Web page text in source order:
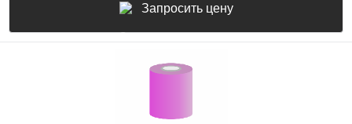
Запросить цену